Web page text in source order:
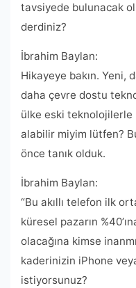
tavsiyede bulunacak
derdiniz?
İbrahim Baylan:
Hikayeye bakın. Yeni,
daha çevre dostu
ülke eski teknolojilerle
alabilir miyim lütfen?
önce tanık olduk.
İbrahim Baylan:
“Bu akıllı telefon ilk
küresel pazarın
olacağına kimse
kaderinizin iPhone
istiyorsunuz?